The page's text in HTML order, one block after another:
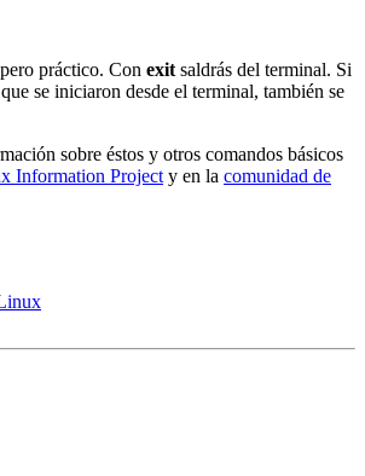
práctico. Con exit saldrás del terminal. Si
se iniciaron desde el terminal, también se
sobre éstos y otros comandos básicos
Information Project y en la comunidad de